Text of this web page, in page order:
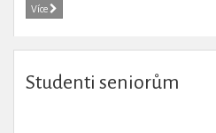
Více
Studenti seniorům